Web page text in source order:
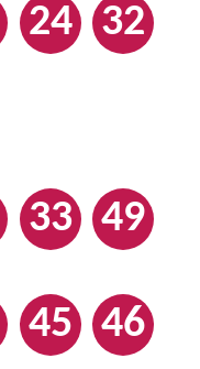
24 32
33 49
45 46